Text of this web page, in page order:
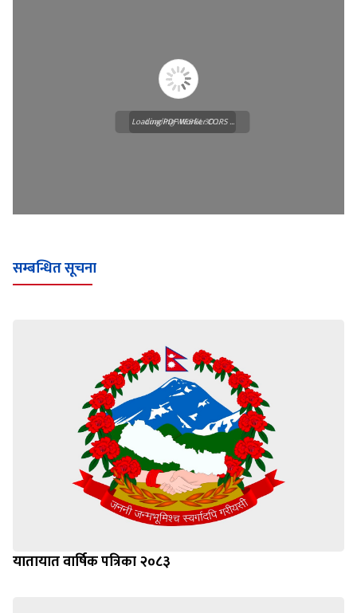
Loading WEBGL 3D ...
Loading PDF Worker CORS ...
सम्बन्धित सूचना
यातायात वार्षिक पत्रिका २०८३